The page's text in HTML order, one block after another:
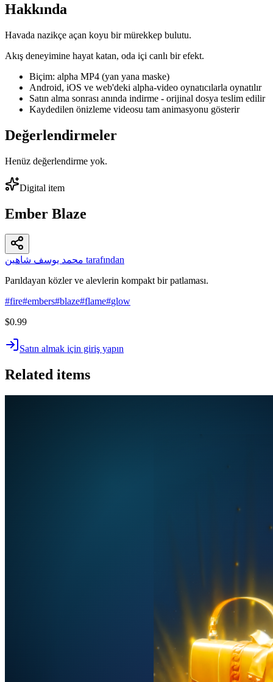
Hakkında
Havada nazikçe açan koyu bir mürekkep bulutu.
Akış deneyimine hayat katan, oda içi canlı bir efekt.
Biçim: alpha MP4 (yan yana maske)
Android, iOS ve web'deki alpha-video oynatıcılarla oynatılır
Satın alma sonrası anında indirme - orijinal dosya teslim edilir
Kaydedilen önizleme videosu tam animasyonu gösterir
Değerlendirmeler
Henüz değerlendirme yok.
Digital item
Ember Blaze
محمد يوسف شاهين tarafından
Parıldayan közler ve alevlerin kompakt bir patlaması.
#fire#embers#blaze#flame#glow
$0.99
Satın almak için giriş yapın
Related items